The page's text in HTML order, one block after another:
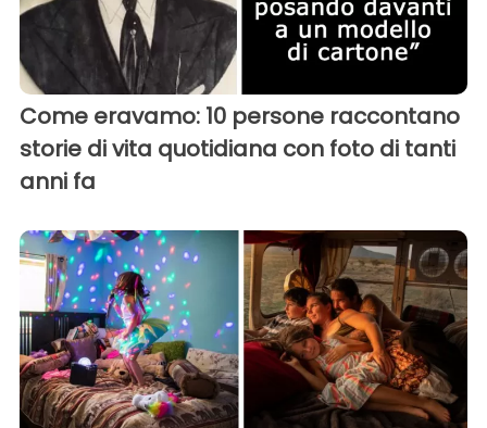
Come eravamo: 10 persone raccontano
storie di vita quotidiana con foto di tanti
anni fa